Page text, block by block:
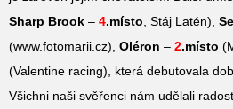
Sharp Brook – 4.místo , Stáj Latén),
(www.fotomarii.cz), Oléron – 2.místo
(Valentine racing), která debutovala
Všichni naši svěřenci nám udělali